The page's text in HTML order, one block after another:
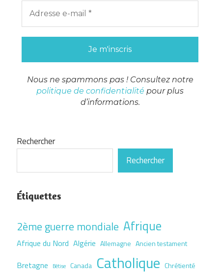
Nous ne spammons pas ! Consultez notre
politique de confidentialité pour plus
d’informations.
Rechercher
Rechercher
Étiquettes
2ème guerre mondiale Afrique
Afrique du Nord Algérie Allemagne Ancien testament
Bretagne Bêtise Canada Catholique Chrétienté